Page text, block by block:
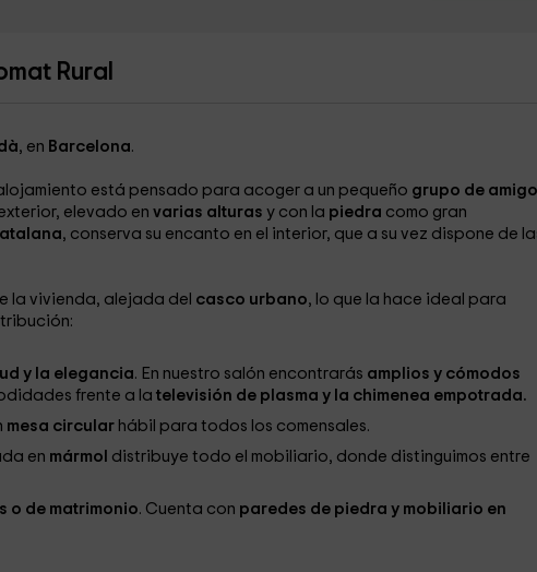
Rural
, en Barcelona.
está pensado para acoger a un pequeño grupo de
elevado en varias alturas y con la piedra como gran
, conserva su encanto en el interior, que a su vez dispone de
la vivienda, alejada del casco urbano, lo que la hace ideal para
y la elegancia. En nuestro salón encontrarás amplios y cómodos
frente a la televisión de plasma y la chimenea empotrada.
mesa circularhábil para todos los comensales.
en mármol distribuye todo el mobiliario, donde distinguimos entre
o de matrimonio. Cuenta con paredes de piedra y mobiliario en